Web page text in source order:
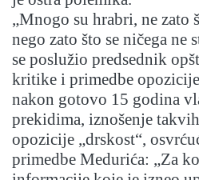
„Mnogo su hrabri, ne zato
nego zato što se ničega ne
se poslužio predsednik
kritike i primedbe
nakon gotovo 15 godina
prekidima, iznošenje
opozicije „drskost“,
primedbe Medurića: „Za